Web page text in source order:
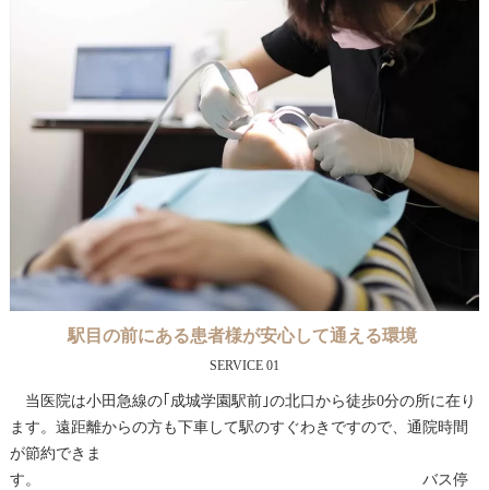
駅目の前にある患者様が安心して通える環境
SERVICE 01
当医院は小田急線の｢成城学園駅前｣の北口から徒歩0分の所に在り
ます。遠距離からの方も下車して駅のすぐわきですので、通院時間
が節約できま
す。 バス停